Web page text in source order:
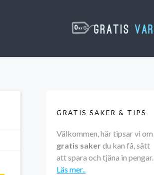
GRATIS SAKER & TIPS
Välkommen, här tipsar vi om
gratis saker du kan få, sätt
att spara och tjäna in pengar.
Läs mer..